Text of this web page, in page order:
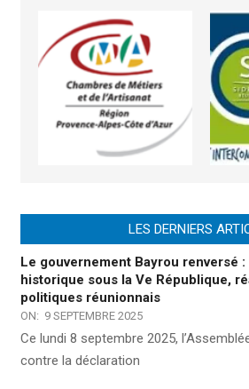
LES DERNIERS
Le gouvernement Bayrou renversé
historique sous la Ve République,
politiques réunionnais
ON: 9 SEPTEMBRE 2025
Ce lundi 8 septembre 2025,
contre la déclaration